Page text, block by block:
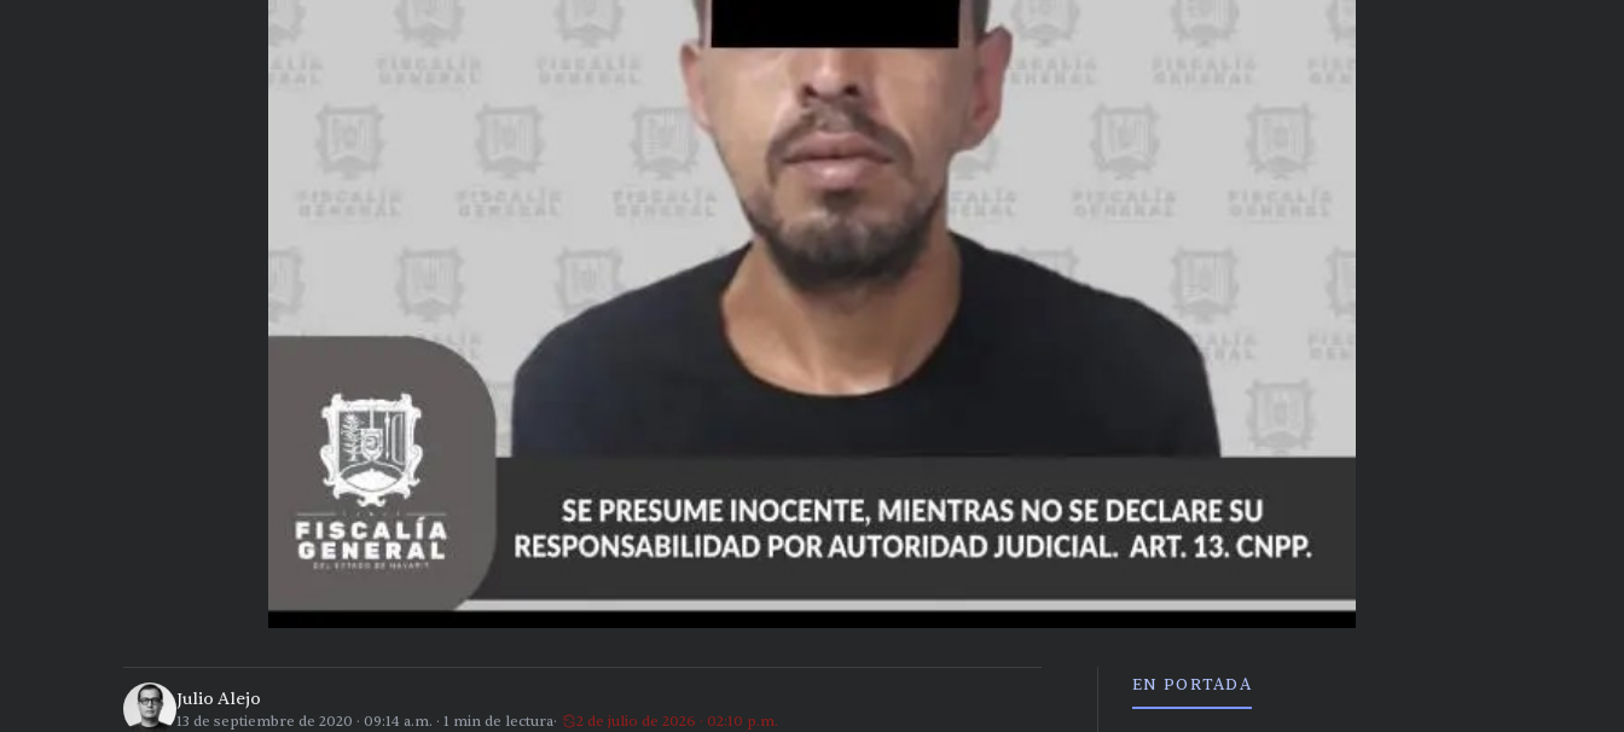
Julio Alejo
13 de septiembre de 2020 · 09:14 a.m. · 1 min de lectura 2 de julio de 2026 · 02:10 p.m.
EN PORTADA